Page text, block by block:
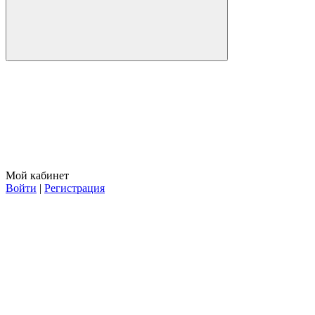
Мой кабинет
Войти | Регистрация